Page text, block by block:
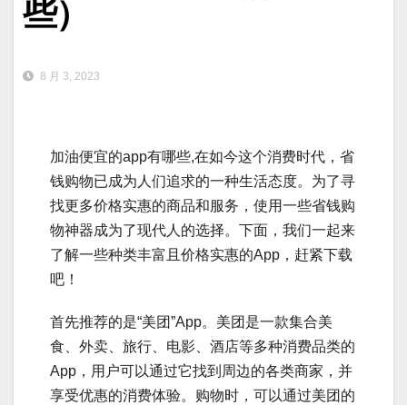
些）
8 月 3, 2023
加油便宜的app有哪些,在如今这个消费时代，省
钱购物已成为人们追求的一种生活态度。为了寻
找更多价格实惠的商品和服务，使用一些省钱购
物神器成为了现代人的选择。下面，我们一起来
了解一些种类丰富且价格实惠的App，赶紧下载
吧！
首先推荐的是“美团”App。美团是一款集合美
食、外卖、旅行、电影、酒店等多种消费品类的
App，用户可以通过它找到周边的各类商家，并
享受优惠的消费体验。购物时，可以通过美团的